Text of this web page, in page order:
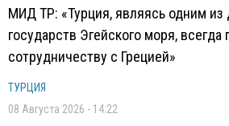
МИД ТР: «Турция, являясь одним
государств Эгейского моря, всегда
сотрудничеству с Грецией»
ТУРЦИЯ
08 Августа 2026 - 14:22